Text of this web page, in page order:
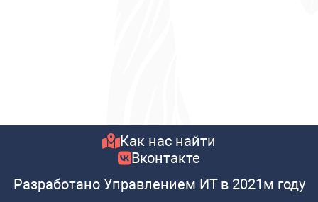
Как нас найти
Вконтакте
Разработано Управлением ИТ в 2021м году